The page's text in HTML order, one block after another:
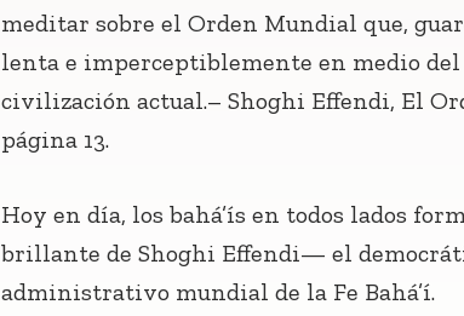
meditar sobre el Orden Mundial que,
lenta e imperceptiblemente en medio del
civilización actual.– Shoghi Effendi, El
página 13.
Hoy en día, los bahá’ís en todos lados
brillante de Shoghi Effendi— el
administrativo mundial de la Fe Bahá’í.